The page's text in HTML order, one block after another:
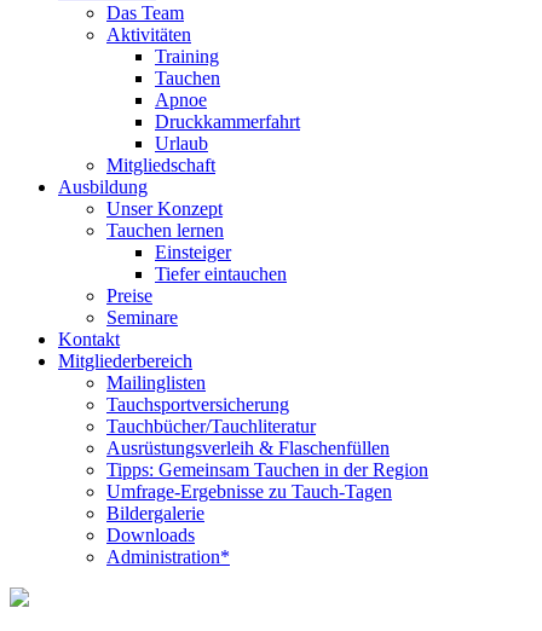
Das Team
Aktivitäten
Training
Tauchen
Apnoe
Druckkammerfahrt
Urlaub
Mitgliedschaft
Ausbildung
Unser Konzept
Tauchen lernen
Einsteiger
Tiefer eintauchen
Preise
Seminare
Kontakt
Mitgliederbereich
Mailinglisten
Tauchsportversicherung
Tauchbücher/Tauchliteratur
Ausrüstungsverleih & Flaschenfüllen
Tipps: Gemeinsam Tauchen in der Region
Umfrage-Ergebnisse zu Tauch-Tagen
Bildergalerie
Downloads
Administration*